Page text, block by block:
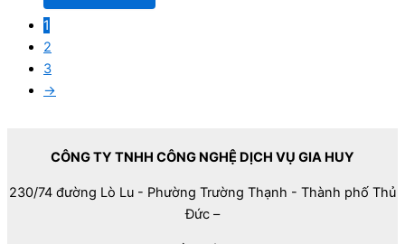
1
2
3
→
CÔNG TY TNHH CÔNG NGHỆ DỊCH VỤ GIA HUY
230/74 đường Lò Lu - Phường Trường Thạnh - Thành phố Thủ
Đức –